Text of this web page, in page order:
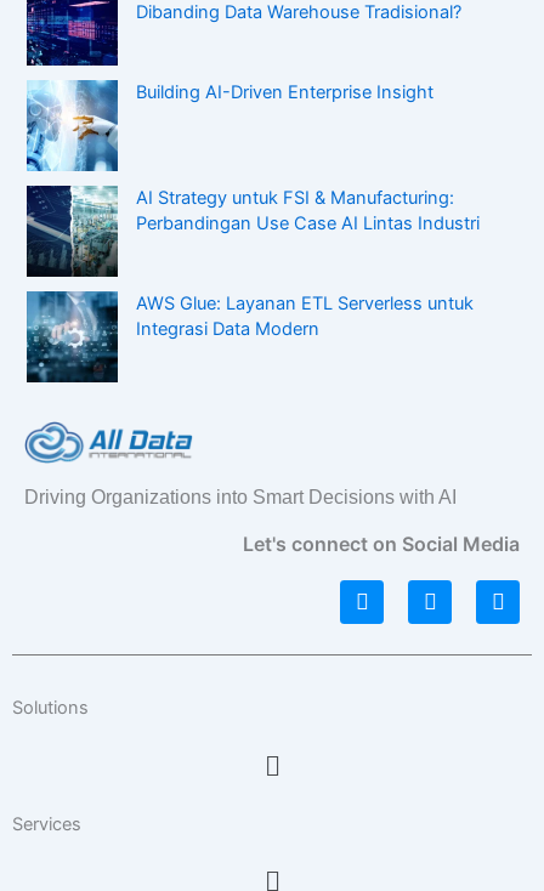
Dibanding Data Warehouse Tradisional?
Building AI-Driven Enterprise Insight
AI Strategy untuk FSI & Manufacturing:
Perbandingan Use Case AI Lintas Industri
AWS Glue: Layanan ETL Serverless untuk
Integrasi Data Modern
Driving Organizations into Smart Decisions with AI
Let's connect on Social Media
L
i
k
I
n
t
F
a
e
Solutions
Menu
Services
Menu